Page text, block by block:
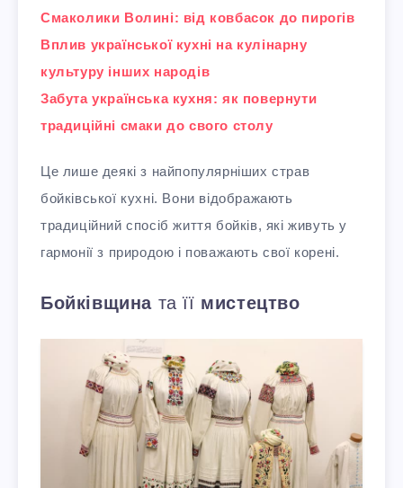
Смаколики Волині: від ковбасок до пирогів
Вплив української кухні на кулінарну
культуру інших народів
Забута українська кухня: як повернути
традиційні смаки до свого столу
Це лише деякі з найпопулярніших страв
бойківської кухні. Вони відображають
традиційний спосіб життя бойків, які живуть у
гармонії з природою і поважають свої корені.
Бойківщина та її мистецтво